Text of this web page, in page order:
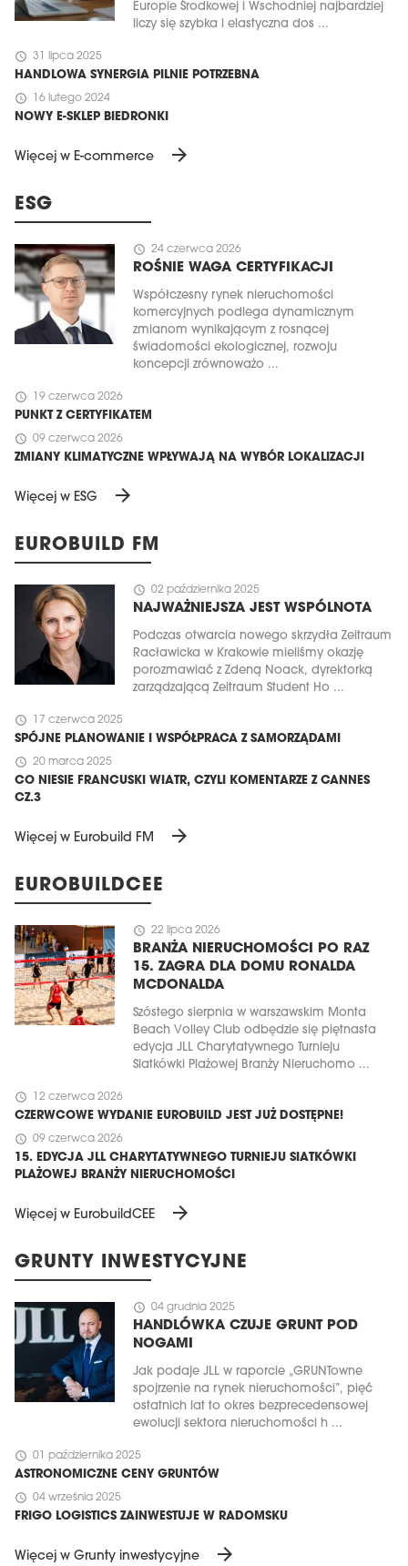
Europie Środkowej i Wschodniej najbardziej
liczy się szybka i elastyczna dos ...
schedule 31 lipca 2025
HANDLOWA SYNERGIA PILNIE POTRZEBNA
schedule 16 lutego 2024
NOWY E-SKLEP BIEDRONKI
Więcej w E-commerce arrow_forward
ESG
schedule 24 czerwca 2026
ROŚNIE WAGA CERTYFIKACJI
Współczesny rynek nieruchomości
komercyjnych podlega dynamicznym
zmianom wynikającym z rosnącej
świadomości ekologicznej, rozwoju
koncepcji zrównoważo ...
schedule 19 czerwca 2026
PUNKT Z CERTYFIKATEM
schedule 09 czerwca 2026
ZMIANY KLIMATYCZNE WPŁYWAJĄ NA WYBÓR LOKALIZACJI
Więcej w ESG arrow_forward
EUROBUILD FM
schedule 02 października 2025
NAJWAŻNIEJSZA JEST WSPÓLNOTA
Podczas otwarcia nowego skrzydła Zeitraum
Racławicka w Krakowie mieliśmy okazję
porozmawiać z Zdeną Noack, dyrektorką
zarządzającą Zeitraum Student Ho ...
schedule 17 czerwca 2025
SPÓJNE PLANOWANIE I WSPÓŁPRACA Z SAMORZĄDAMI
schedule 20 marca 2025
CO NIESIE FRANCUSKI WIATR, CZYLI KOMENTARZE Z CANNES
CZ.3
Więcej w Eurobuild FM arrow_forward
EUROBUILDCEE
schedule 22 lipca 2026
BRANŻA NIERUCHOMOŚCI PO RAZ
15. ZAGRA DLA DOMU RONALDA
MCDONALDA
Szóstego sierpnia w warszawskim Monta
Beach Volley Club odbędzie się piętnasta
edycja JLL Charytatywnego Turnieju
Siatkówki Plażowej Branży Nieruchomo ...
schedule 12 czerwca 2026
CZERWCOWE WYDANIE EUROBUILD JEST JUŻ DOSTĘPNE!
schedule 09 czerwca 2026
15. EDYCJA JLL CHARYTATYWNEGO TURNIEJU SIATKÓWKI
PLAŻOWEJ BRANŻY NIERUCHOMOŚCI
Więcej w EurobuildCEE arrow_forward
GRUNTY INWESTYCYJNE
schedule 04 grudnia 2025
HANDLÓWKA CZUJE GRUNT POD
NOGAMI
Jak podaje JLL w raporcie „GRUNTowne
spojrzenie na rynek nieruchomości”, pięć
ostatnich lat to okres bezprecedensowej
ewolucji sektora nieruchomości h ...
schedule 01 października 2025
ASTRONOMICZNE CENY GRUNTÓW
schedule 04 września 2025
FRIGO LOGISTICS ZAINWESTUJE W RADOMSKU
Więcej w Grunty inwestycyjne arrow_forward